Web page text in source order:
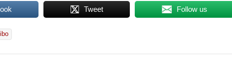
Tweet Follow us